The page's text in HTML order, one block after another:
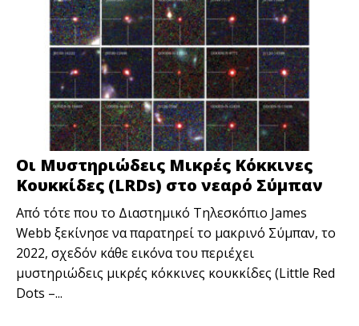
Οι Μυστηριώδεις Μικρές Κόκκινες
Κουκκίδες (LRDs) στο νεαρό Σύμπαν
Από τότε που το Διαστημικό Τηλεσκόπιο James
Webb ξεκίνησε να παρατηρεί το μακρινό Σύμπαν, το
2022, σχεδόν κάθε εικόνα του περιέχει
μυστηριώδεις μικρές κόκκινες κουκκίδες (Little Red
Dots –...